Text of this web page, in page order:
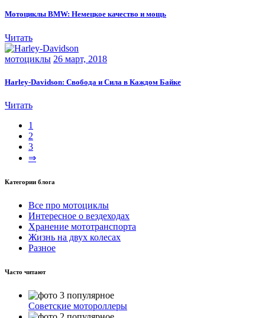
Мотоциклы BMW: Немецкое качество и мощь
Читать
мотоциклы 26 март, 2018
Harley-Davidson: Свобода и Сила в Каждом Байке
Читать
1
2
3
⇒
Категории блога
Все про мотоциклы
Интересное о вездеходах
Хранение мототранспорта
Жизнь на двух колесах
Разное
Часто читают
Советские мотороллеры